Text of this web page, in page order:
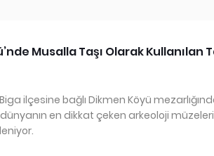
Musalla Taşı Olarak
ilçesine bağlı Dikmen Köyü
en dikkat çeken arkeoloji